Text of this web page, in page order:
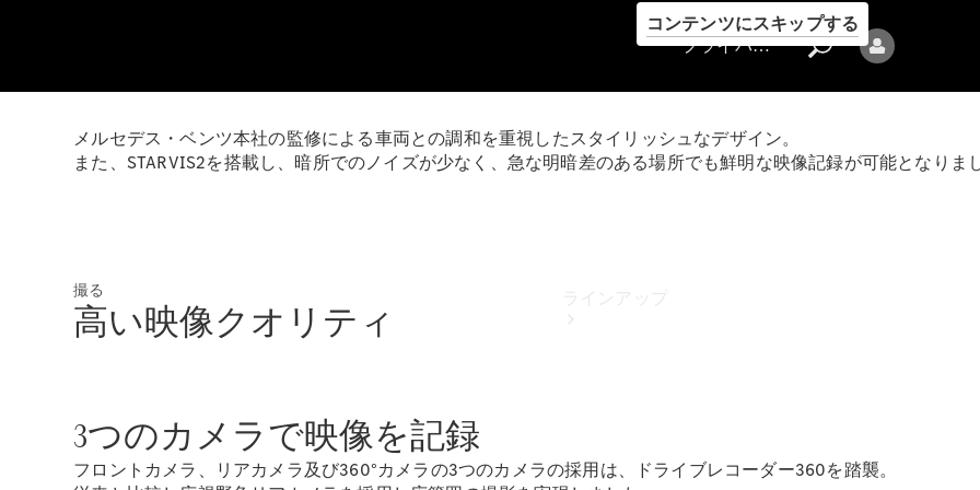
コンテンツにスキップする
Mercedes-Benz
プライバシーポリシー
メルセデス・ベンツ本社の監修による車両との調和を重視したスタイリッシュなデザイン。
また、STARVIS2を搭載し、暗所でのノイズが少なく、急な明暗差のある場所でも鮮明な映像記録が可能となりま
撮る
高い映像クオリティ
3つのカメラで映像を記録
フロントカメラ、リアカメラ及び360°カメラの3つのカメラの採用は、ドライブレコーダー360を踏襲。